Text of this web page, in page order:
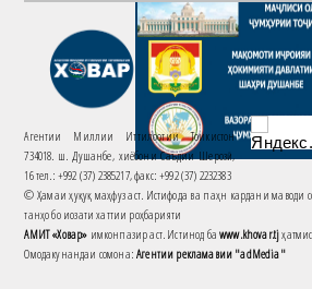
Агентии Миллии Иттилоотии Тоҷикистон
734018. ш. Душанбе, хиёбони Саъдии Шерозӣ,
16 тел.: +992 (37) 2385217, факс: +992 (37) 2232383
© Ҳамаи ҳуқуқ маҳфуз аст. Истифода ва паҳн кардани маводи
танҳо бо иҷозати хаттии роҳбарияти
АМИТ «Ховар» имконпазир аст. Истинод баwww.khovar.tj
Омодакунандаи сомона:Агентии рекламавии "adMedia"